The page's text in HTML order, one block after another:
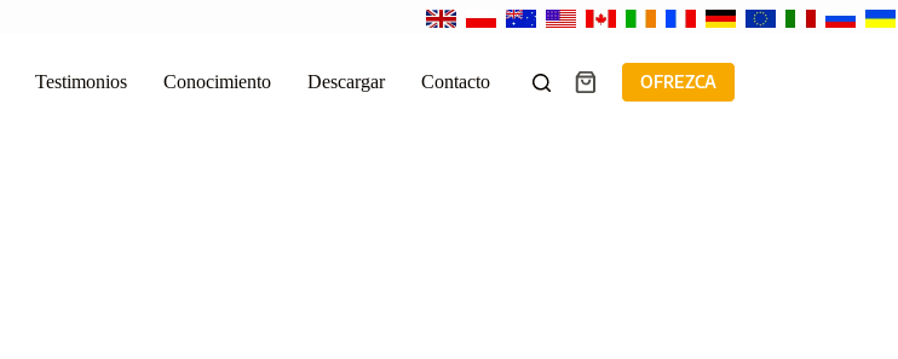
Testimonios Conocimiento Descargar Contacto
Carro
OFREZCA